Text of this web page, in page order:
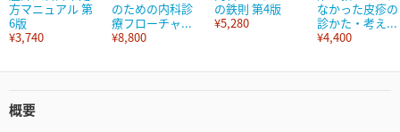
方マニュアル 第
6版
¥3,740
のための内科診
療フローチャ...
¥8,800
の鉄則 第4版
¥5,280
なかった皮疹の
診かた・考え...
¥4,400
概要